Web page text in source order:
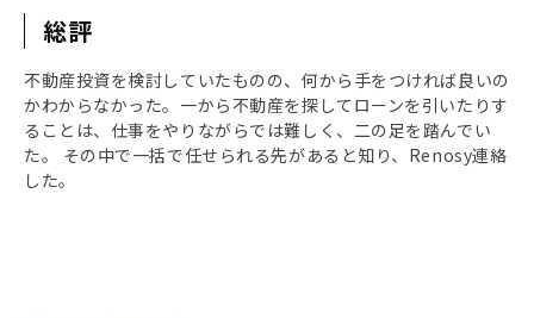
総評
不動産投資を検討していたものの、何から手をつければ良いの
かわからなかった。一から不動産を探してローンを引いたりす
ることは、仕事をやりながらでは難しく、二の足を踏んでい
た。 その中で一括で任せられる先があると知り、Renosy連絡
した。